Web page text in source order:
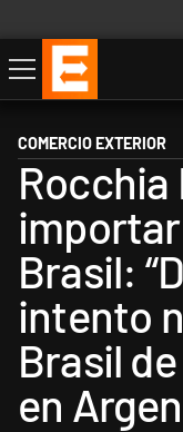
Economía
Política
Internacional
Actualidad
Descargá la App
COMERCIO EXTERIOR
Rocchia
Brasil:
intento
Brasil
en